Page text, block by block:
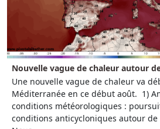
Nouvelle vague de chaleur autour
Une nouvelle vague de chaleur va
Méditerranée en ce début août. 1)
conditions météorologiques :
conditions anticycloniques autour